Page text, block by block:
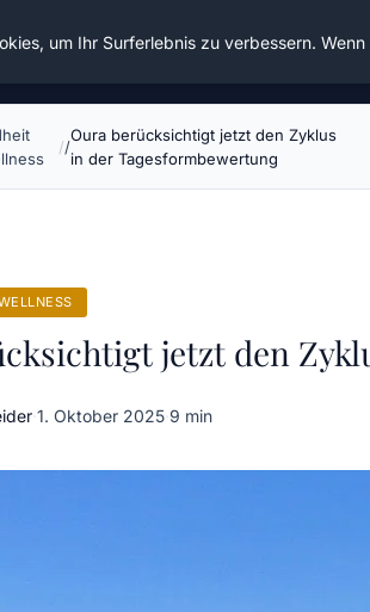
Oura berücksichtigt jetzt den Zyklus
in der Tagesformbewertung
jetzt den
·1. Oktober 2025·9 min
um Ihr Surferlebnis zu verbessern.